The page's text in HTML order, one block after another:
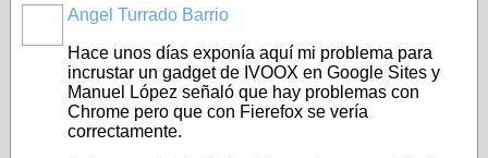
Angel Turrado Barrio
Hace unos días exponía aquí mi problema para
incrustar un gadget de IVOOX en Google Sites y
Manuel López señaló que hay problemas con
Chrome pero que con Fierefox se vería
correctamente.